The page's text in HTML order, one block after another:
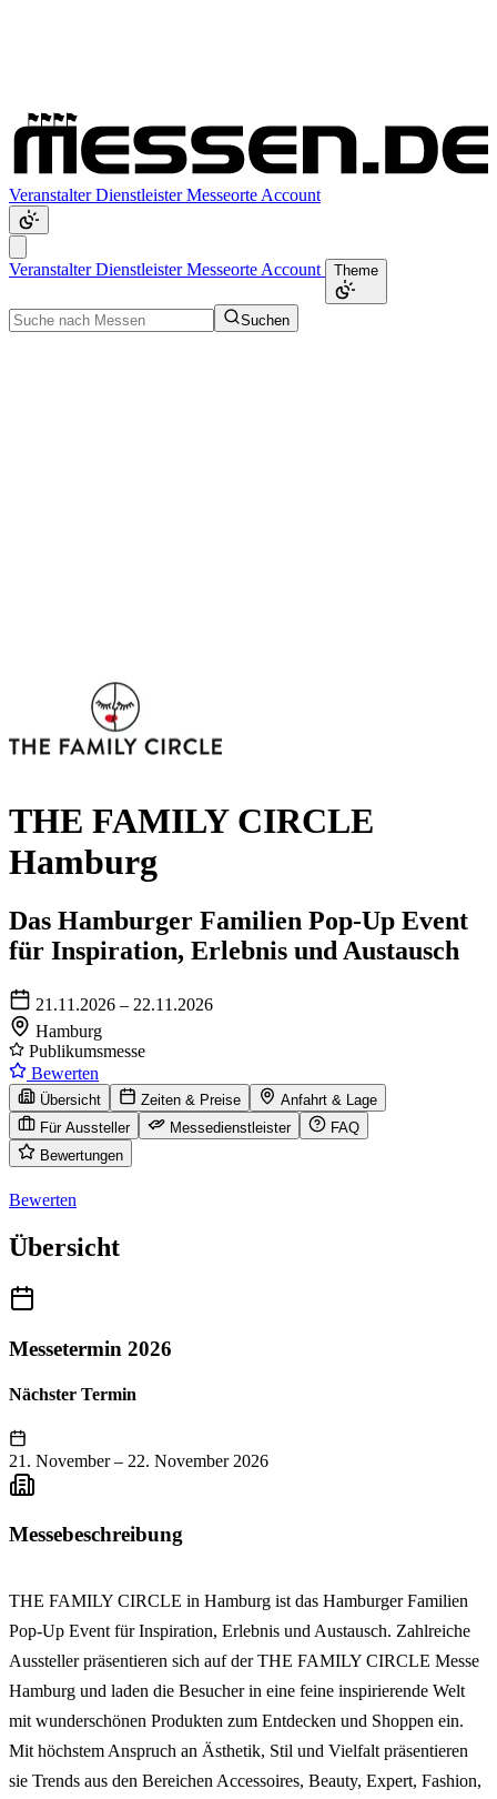
VeranstalterDienstleisterMesseorte Account
VeranstalterDienstleisterMesseorte Account Theme
Suchen
THE FAMILY CIRCLE
Hamburg
Das Hamburger Familien Pop-Up Event
für Inspiration, Erlebnis und Austausch
21.11.2026 – 22.11.2026
Hamburg
Publikumsmesse
Bewerten
Übersicht Zeiten & Preise
Anfahrt & Lage
Für Aussteller
Messedienstleister
FAQ
Bewertungen
Bewerten
Übersicht
Messetermin 2026
Nächster Termin
21. November – 22. November 2026
Messebeschreibung
THE FAMILY CIRCLE in Hamburg ist das Hamburger Familien
Pop-Up Event für Inspiration, Erlebnis und Austausch. Zahlreiche
Aussteller präsentieren sich auf der THE FAMILY CIRCLE Messe
Hamburg und laden die Besucher in eine feine inspirierende Welt
mit wunderschönen Produkten zum Entdecken und Shoppen ein.
Mit höchstem Anspruch an Ästhetik, Stil und Vielfalt präsentieren
sie Trends aus den Bereichen Accessoires, Beauty, Expert, Fashion,